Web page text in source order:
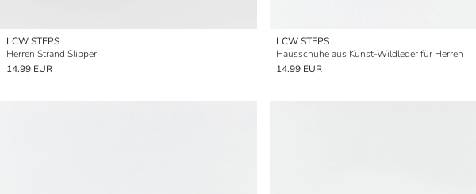
LCW STEPS
Herren Strand Slipper
14.99 EUR
LCW STEPS
Hausschuhe aus Kunst-Wildleder für Herren
14.99 EUR